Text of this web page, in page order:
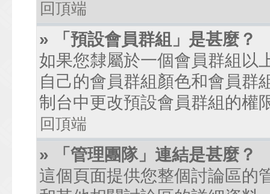
回頂端
» 「預設會員群組」是甚麼？
如果您隸屬於一個會員群組以
自己的會員群組顏色和會員群
制台中更改預設會員群組的權
回頂端
» 「管理團隊」連結是甚麼？
這個頁面提供您整個討論區的